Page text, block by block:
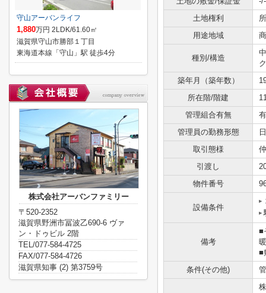
土地権利
用途地域
種別/構造
築年月（築年数）
所在階/階建
管理組合有無
有
管理員の勤務形態
取引態様
引渡し
物件番号
設備条件
備考
■
■
条件(その他)
守山アーバンライフ
1,880万円 2LDK/61.60㎡
滋賀県守山市勝部１丁目
東海道本線「守山」駅 徒歩4分
株式会社アーバンファミリー
〒520-2352
滋賀県野洲市冨波乙690-6 ヴァ
ン・ドゥビル 2階
TEL/077-584-4725
FAX/077-584-4726
滋賀県知事 (2) 第3759号